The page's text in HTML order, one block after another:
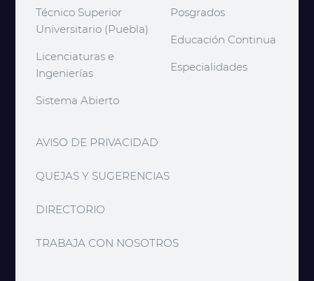
Técnico Superior
Universitario (Puebla)
Licenciaturas e
Ingenierías
Sistema Abierto
Posgrados
Educación Continua
Especialidades
AVISO DE PRIVACIDAD
QUEJAS Y SUGERENCIAS
DIRECTORIO
TRABAJA CON NOSOTROS